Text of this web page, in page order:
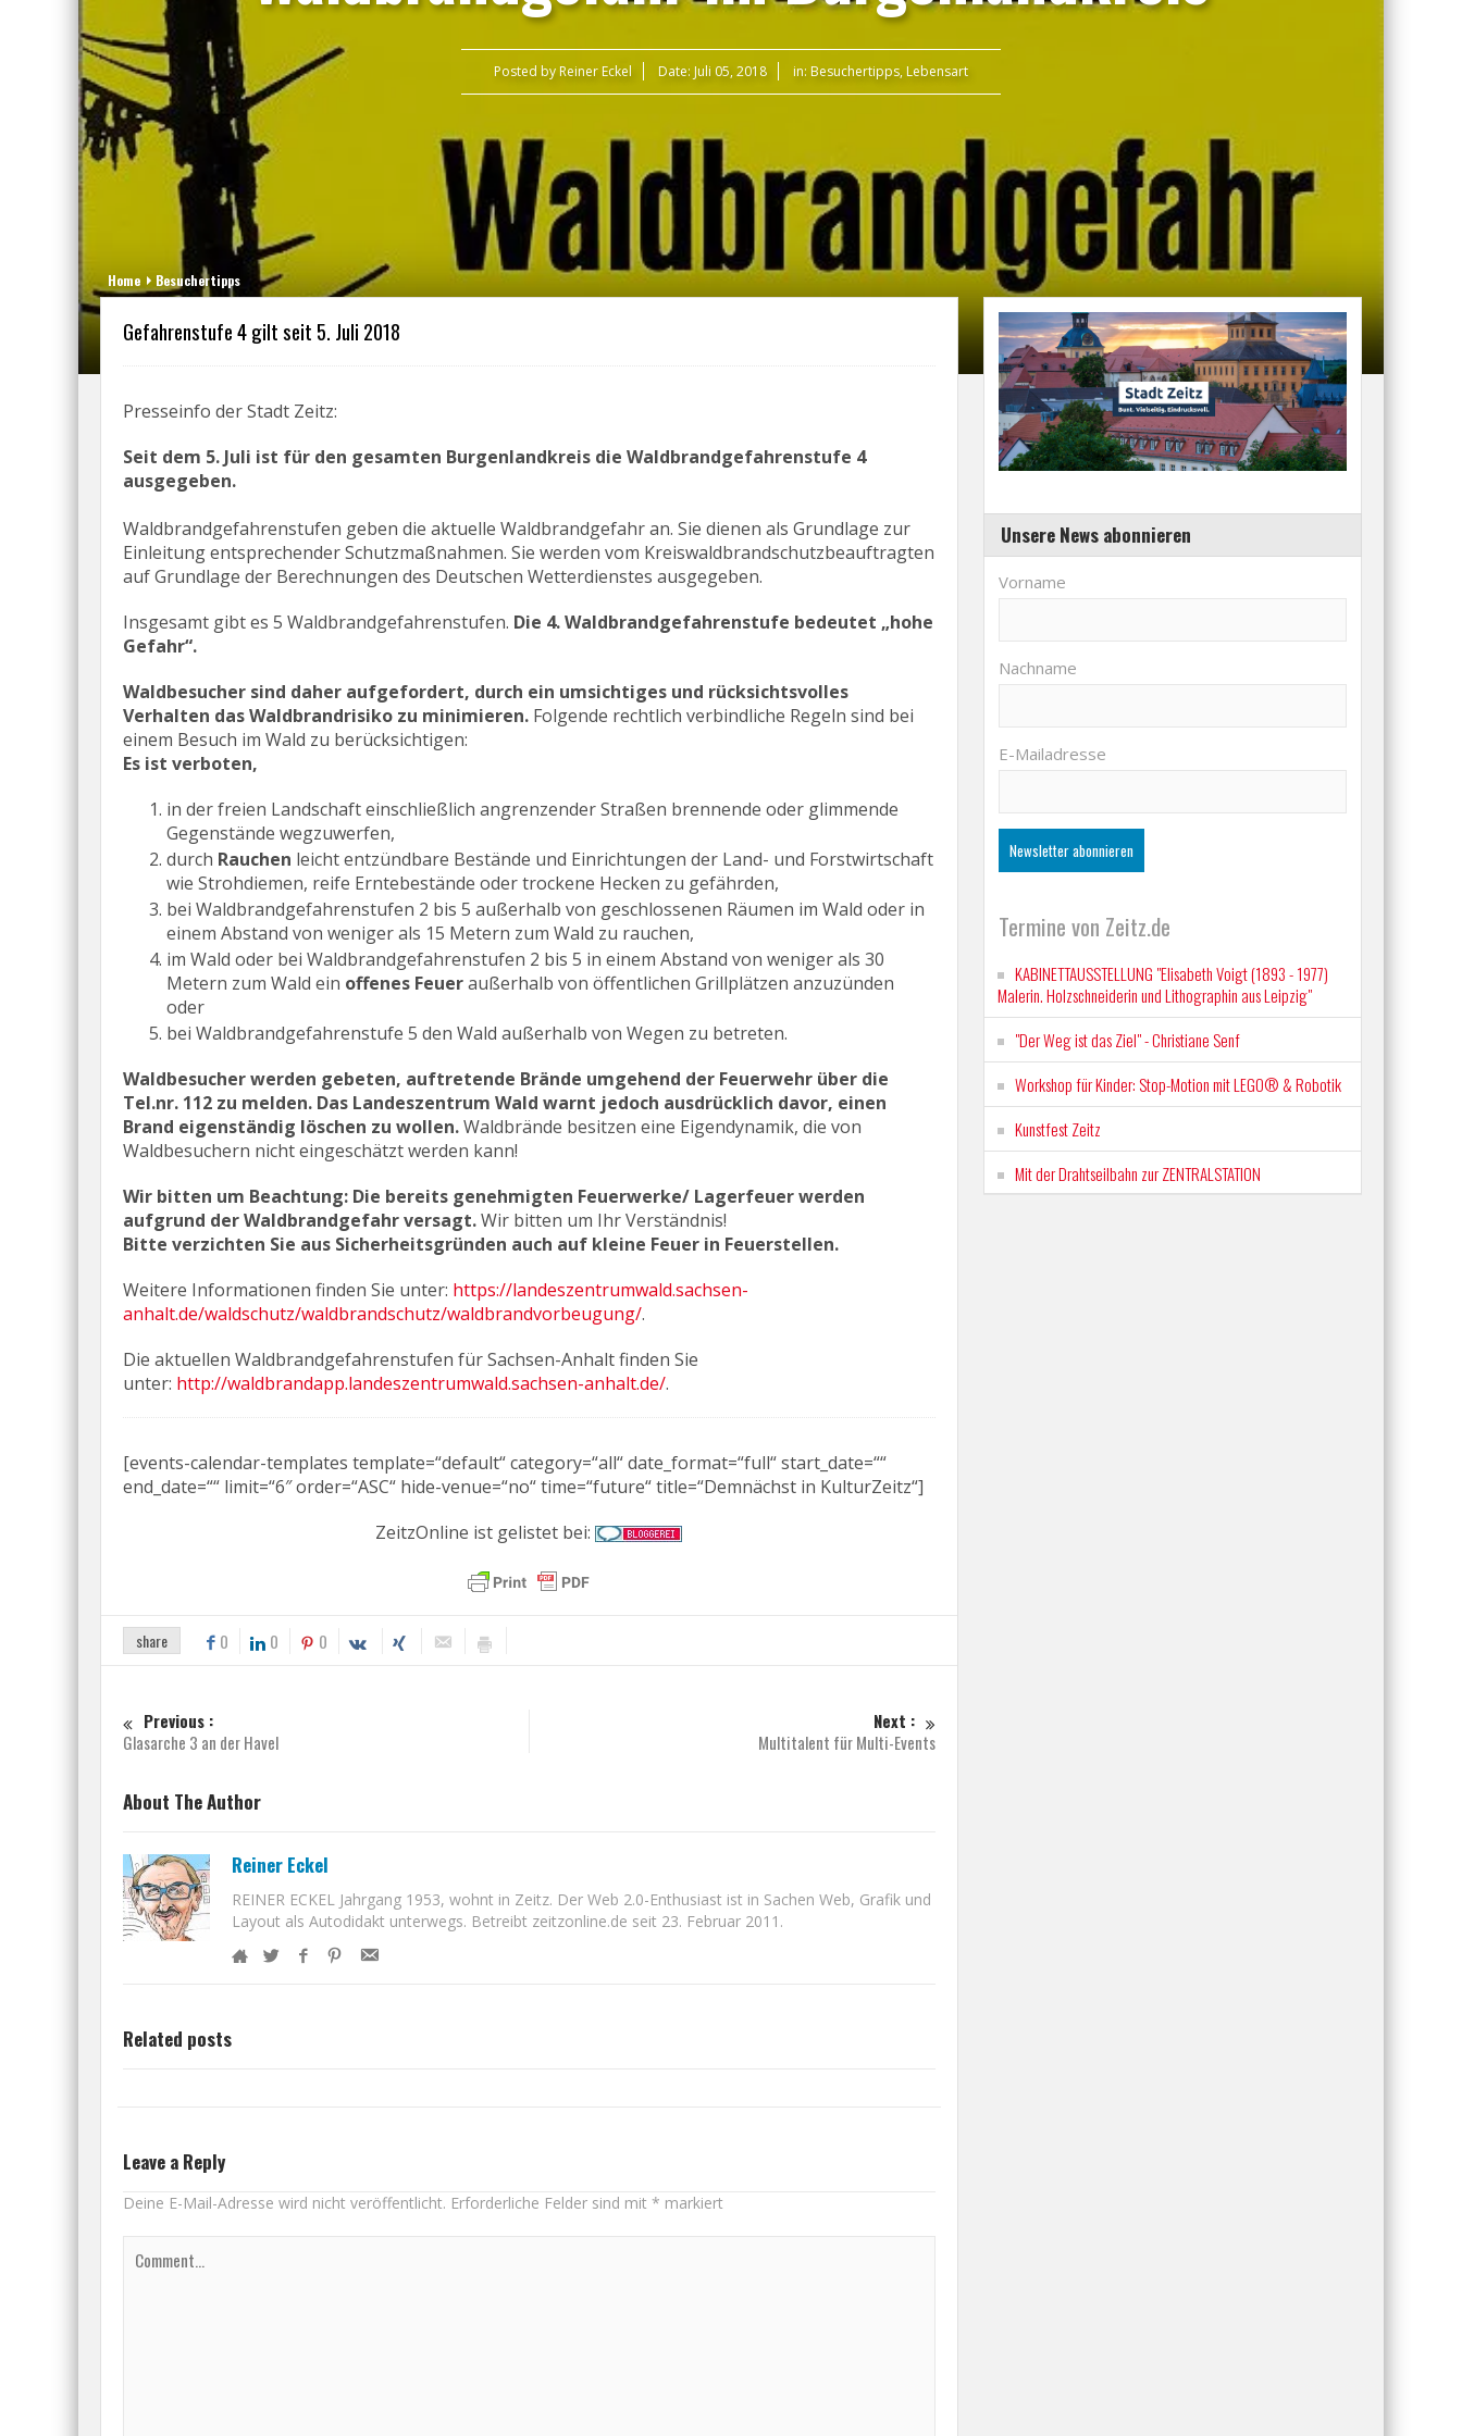
Posted byReiner Eckel Date: Juli 05, 2018 in: Besuchertipps, Lebensart
Home Besuchertipps
Gefahrenstufe 4 gilt seit 5. Juli 2018
Presseinfo der Stadt Zeitz:
Seit dem 5. Juli ist für den gesamten Burgenlandkreis die Waldbrandgefahrenstufe 4
ausgegeben.
Waldbrandgefahrenstufen geben die aktuelle Waldbrandgefahr an. Sie dienen als Grundlage zur
Einleitung entsprechender Schutzmaßnahmen. Sie werden vom Kreiswaldbrandschutzbeauftragten
auf Grundlage der Berechnungen des Deutschen Wetterdienstes ausgegeben.
Insgesamt gibt es 5 Waldbrandgefahrenstufen. Die 4. Waldbrandgefahrenstufe bedeutet „hohe
Gefahr“.
Waldbesucher sind daher aufgefordert, durch ein umsichtiges und rücksichtsvolles
Verhalten das Waldbrandrisiko zu minimieren. Folgende rechtlich verbindliche Regeln sind bei
einem Besuch im Wald zu berücksichtigen:
Es ist verboten,
in der freien Landschaft einschließlich angrenzender Straßen brennende oder glimmende
Gegenstände wegzuwerfen,
durch Rauchen leicht entzündbare Bestände und Einrichtungen der Land- und Forstwirtschaft
wie Strohdiemen, reife Erntebestände oder trockene Hecken zu gefährden,
bei Waldbrandgefahrenstufen 2 bis 5 außerhalb von geschlossenen Räumen im Wald oder in
einem Abstand von weniger als 15 Metern zum Wald zu rauchen,
im Wald oder bei Waldbrandgefahrenstufen 2 bis 5 in einem Abstand von weniger als 30
Metern zum Wald ein offenes Feueraußerhalb von öffentlichen Grillplätzen anzuzünden
oder
bei Waldbrandgefahrenstufe 5 den Wald außerhalb von Wegen zu betreten.
Waldbesucher werden gebeten, auftretende Brände umgehend der Feuerwehr über die
Tel.nr. 112 zu melden. Das Landeszentrum Wald warnt jedoch ausdrücklich davor, einen
Brand eigenständig löschen zu wollen.Waldbrände besitzen eine Eigendynamik, die von
Waldbesuchern nicht eingeschätzt werden kann!
Wir bitten um Beachtung: Die bereits genehmigten Feuerwerke/ Lagerfeuer werden
aufgrund der Waldbrandgefahr versagt.Wir bitten um Ihr Verständnis!
Bitte verzichten Sie aus Sicherheitsgründen auch auf kleine Feuer in Feuerstellen.
Weitere Informationen finden Sie unter: https://landeszentrumwald.sachsen-
anhalt.de/waldschutz/waldbrandschutz/waldbrandvorbeugung/.
Die aktuellen Waldbrandgefahrenstufen für Sachsen-Anhalt finden Sie
unter: http://waldbrandapp.landeszentrumwald.sachsen-anhalt.de/.
[events-calendar-templates template=“default“ category=“all“ date_format=“full“ start_date=““
end_date=““ limit=“6″ order=“ASC“ hide-venue=“no“ time=“future“ title=“Demnächst in KulturZeitz“]
ZeitzOnline ist gelistet bei:
share 0 0 0
Previous :
Glasarche 3 an der Havel
Next :
Multitalent für Multi-Events
About The Author
Reiner Eckel
REINER ECKEL Jahrgang 1953, wohnt in Zeitz. Der Web 2.0-Enthusiast ist in Sachen Web, Grafik und
Layout als Autodidakt unterwegs. Betreibt zeitzonline.de seit 23. Februar 2011.
Related posts
Leave a Reply
Deine E-Mail-Adresse wird nicht veröffentlicht. Erforderliche Felder sind mit * markiert
Unsere News abonnieren
Vorname
Nachname
E-Mailadresse
Termine von Zeitz.de
KABINETTAUSSTELLUNG "Elisabeth Voigt (1893 - 1977)
Malerin. Holzschneiderin und Lithographin aus Leipzig"
"Der Weg ist das Ziel" - Christiane Senf
Workshop für Kinder: Stop-Motion mit LEGO® & Robotik
Kunstfest Zeitz
Mit der Drahtseilbahn zur ZENTRALSTATION